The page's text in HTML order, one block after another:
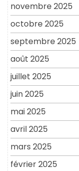
novembre 2025
octobre 2025
septembre 2025
août 2025
juillet 2025
juin 2025
mai 2025
avril 2025
mars 2025
février 2025